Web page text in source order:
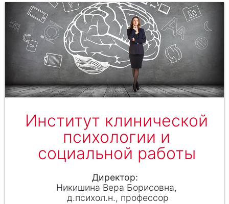
Институт клинической
психологии и
социальной работы
Директор
Никишина Вера Борисовна
д.психол.н., профессор